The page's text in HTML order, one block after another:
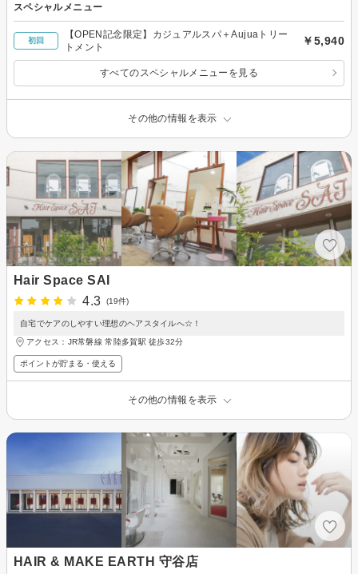
スペシャルメニュー
初回
【OPEN記念限定】カジュアルスパ＋Aujuaトリー
トメント
￥5,940
すべてのスペシャルメニューを見る
その他の情報を表示
Hair Space SAI
4.3
(19件)
自宅でケアのしやすい理想のヘアスタイルへ☆！
アクセス：JR常磐線 常陸多賀駅 徒歩32分
ポイントが貯まる・使える
その他の情報を表示
HAIR & MAKE EARTH 守谷店